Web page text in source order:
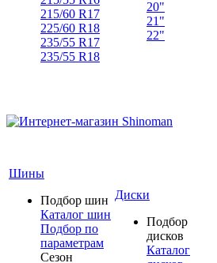
215/60 R17
225/60 R18
235/55 R17
235/55 R18
20"
21"
22"
Шины
Подбор шин
Каталог шин
Подбор по
параметрам
Сезон
Диски
Подбор
дисков
Каталог